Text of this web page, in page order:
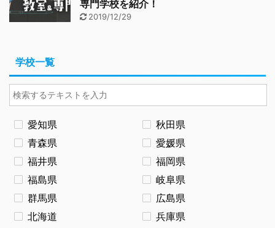
専門学校を紹介！
2019/12/29
学校一覧
愛知県
秋田県
青森県
愛媛県
福井県
福岡県
福島県
岐阜県
群馬県
広島県
北海道
兵庫県